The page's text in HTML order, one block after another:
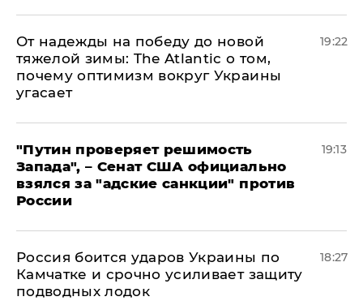
От надежды на победу до новой
тяжелой зимы: The Atlantic о том,
почему оптимизм вокруг Украины
угасает
19:22
"Путин проверяет решимость
Запада", – Сенат США официально
взялся за "адские санкции" против
России
19:13
Россия боится ударов Украины по
Камчатке и срочно усиливает защиту
подводных лодок
18:27